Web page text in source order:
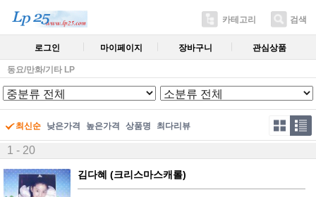
카테고리 검색
로그인 마이페이지 장바구니 관심상품
동요/만화/기타 LP
최신순 낮은가격 높은가격 상품명 최다리뷰
1 - 20
김다혜 (크리스마스캐롤)